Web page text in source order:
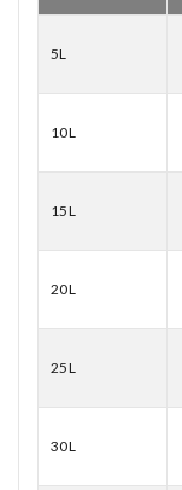
5L
10L
15L
20L
25L
30L